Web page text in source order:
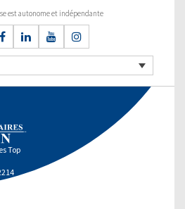
est autonome et indépendante
Top